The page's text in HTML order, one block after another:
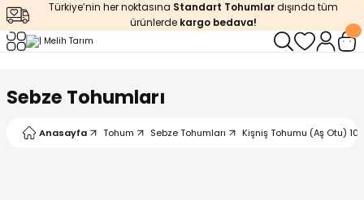
Türkiye’nin her noktasına Standart Tohumlardışında tüm
ürünlerde kargo bedava!
Sebze Tohumları
Anasayfa Tohum Sebze Tohumları Kişniş Tohumu (Aş Otu) 10
Geri Dön
Geri Dön
Geri Dön
Geri Dön
Geri Dön